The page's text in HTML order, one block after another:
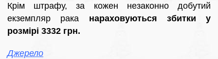
Крім штрафу, за кожен незаконно добутий
екземпляр рака нараховуються збитки у
розмірі 3332 грн.
Джерело